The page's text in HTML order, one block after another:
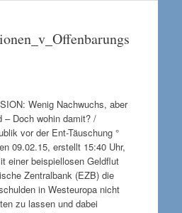
Wenig Nachwuchs, aber
– Doch wohin damit? /
vor der Ent-Täuschung °
09.02.15, erstellt 15:40 Uhr,
einer beispiellosen Geldflut
Zentralbank (EZB) die
in Westeuropa nicht
zu lassen und dabei